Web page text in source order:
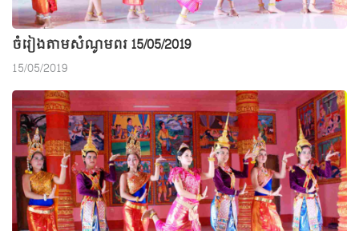
ចំរៀងតាមសំណូមពរ 15/05/2019
15/05/2019